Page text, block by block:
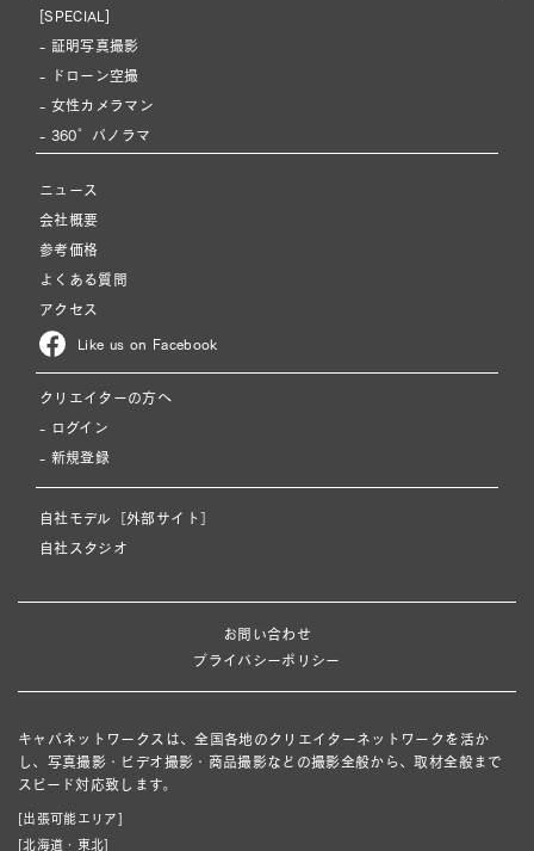
[SPECIAL]
- 証明写真撮影
- ドローン空撮
- 女性カメラマン
- 360°パノラマ
ニュース
会社概要
参考価格
よくある質問
アクセス
Like us on Facebook
クリエイターの方へ
- ログイン
- 新規登録
自社モデル［外部サイト］
自社スタジオ
お問い合わせ
プライバシーポリシー
キャパネットワークスは、全国各地のクリエイターネットワークを活か
し、写真撮影・ビデオ撮影・商品撮影などの撮影全般から、取材全般まで
スピード対応致します。
[出張可能エリア]
[北海道・東北]